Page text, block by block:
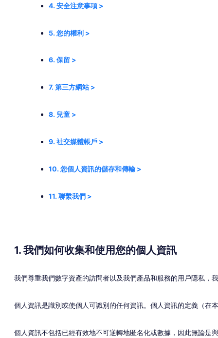
4. 安全注意事項 >
5. 您的權利 >
6. 保留 >
7. 第三方網站 >
8. 兒童 >
9. 社交媒體帳戶 >
10. 您個人資訊的儲存和傳輸 >
11. 聯繫我們 >
1. 我們如何收集和使用您的個人資訊
我們尊重我們數字資產的訪問者以及我們產品和服務的用戶隱私，
個人資訊是識別或使個人可識別的任何資訊。個人資訊的定義（在
個人資訊不包括已經有效地不可逆轉地匿名化或數據，因此無論是